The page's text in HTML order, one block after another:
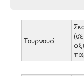
Τουρνουά
(σε